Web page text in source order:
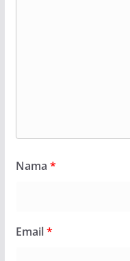
Nama *
Email*